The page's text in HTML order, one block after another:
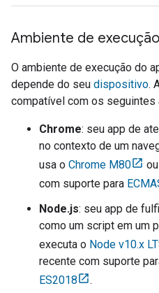
Ambiente de execução
O ambiente de execução do
depende do seu dispositivo.
compatível com os seguintes
Chrome: seu app de
no contexto de um
usa o Chrome M80
com suporte para
Node.js: seu app de
como um script em um
executa o Node v10.x
recente com suporte
ES2018
.